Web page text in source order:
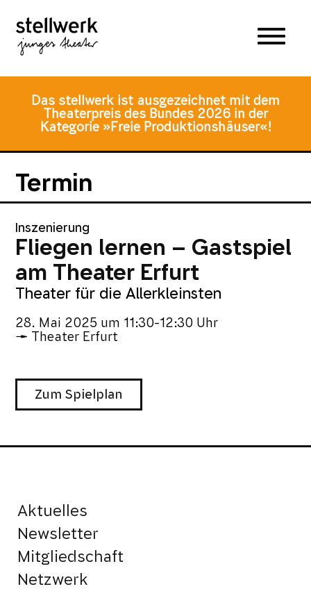
Hauptmenü
Inhalt
springen
Fusszeile
springen
Das stellwerk ist ausgezeichnet mit dem
Theaterpreis des Bundes 2026 in der
Kategorie »Freie Produktionshäuser«!
Termin
Inszenierung
Fliegen lernen – Gastspiel
am Theater Erfurt
Theater für die Allerkleinsten
28. Mai 2025 um 11:30-12:30 Uhr
Theater Erfurt
Zum Spielplan
Aktuelles
Newsletter
Mitgliedschaft
Netzwerk